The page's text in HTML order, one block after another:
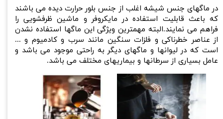
​در ماگهای جنس شیشه اغلب از جنس بلور حرارت دیده می باشند
که باعث قابلیت استفاده در مایکروفر و ماشین ظرفشویی را
فراهم می نمایند.البته مهمترین ویژگی این ماگها استفاده نشدن
از عناصر خطرناکی و فلزات سنگین مانند سرب و کادمیوم و ...
است که در لیوانها و ماگهای دیگر به راحتی موجود می باشد و
عامل بسیاری از سرطانها و بیماریهای مختلف می باشد.